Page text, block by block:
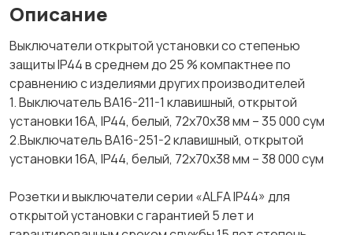
Описание
Выключатели открытой установки со степенью
защиты IP44 в среднем до 25 % компактнее по
сравнению с изделиями других производителей
1. Выключатель ВА16-211-1 клавишный, открытой
установки 16А, IP44, белый, 72х70х38 мм – 35 000 сум
2.Выключатель ВА16-251-2 клавишный, открытой
установки 16А, IP44, белый, 72х70х38 мм – 38 000 сум
Розетки и выключатели серии «ALFA IP44» для
открытой установки с гарантией 5 лет и